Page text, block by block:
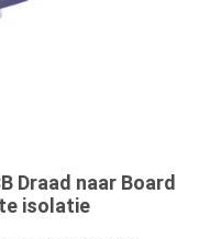
Draad naar Board
isolatie